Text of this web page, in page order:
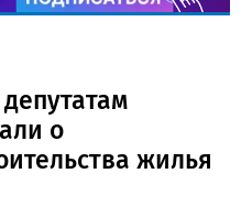
о
жилья